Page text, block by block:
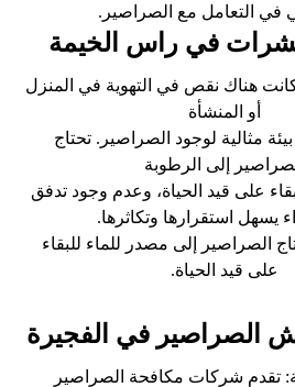
في التعامل مع الصراصير.
في راس الخيمة
كانت هناك نقص في التهوية في المنزل
أو المنشأة
مثالية لوجود الصراصير. تحتاج
إلى الرطوبة
على قيد الحياة، وعدم وجود تدفق
يسهل استقرارها وتكاثرها.
الصراصير إلى مصدر للماء للبقاء
على قيد الحياة.
الصراصير في الفجيرة
تقدم شركات مكافحة الصراصير